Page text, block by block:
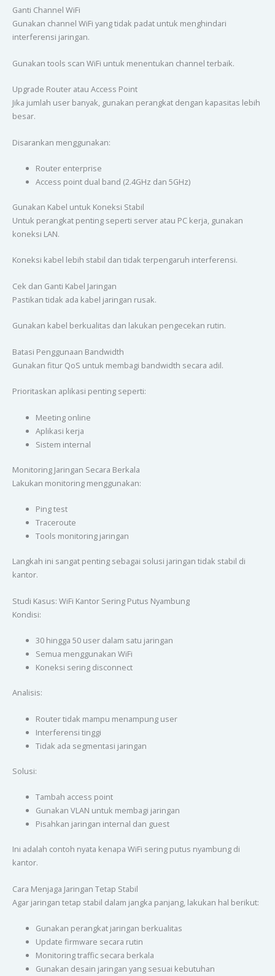
Ganti Channel WiFi
Gunakan channel WiFi yang tidak padat untuk menghindari
interferensi jaringan.
Gunakan tools scan WiFi untuk menentukan channel terbaik.
Upgrade Router atau Access Point
Jika jumlah user banyak, gunakan perangkat dengan kapasitas lebih
besar.
Disarankan menggunakan:
Router enterprise
Access point dual band (2.4GHz dan 5GHz)
Gunakan Kabel untuk Koneksi Stabil
Untuk perangkat penting seperti server atau PC kerja, gunakan
koneksi LAN.
Koneksi kabel lebih stabil dan tidak terpengaruh interferensi.
Cek dan Ganti Kabel Jaringan
Pastikan tidak ada kabel jaringan rusak.
Gunakan kabel berkualitas dan lakukan pengecekan rutin.
Batasi Penggunaan Bandwidth
Gunakan fitur QoS untuk membagi bandwidth secara adil.
Prioritaskan aplikasi penting seperti:
Meeting online
Aplikasi kerja
Sistem internal
Monitoring Jaringan Secara Berkala
Lakukan monitoring menggunakan:
Ping test
Traceroute
Tools monitoring jaringan
Langkah ini sangat penting sebagai solusi jaringan tidak stabil di
kantor.
Studi Kasus: WiFi Kantor Sering Putus Nyambung
Kondisi:
30 hingga 50 user dalam satu jaringan
Semua menggunakan WiFi
Koneksi sering disconnect
Analisis:
Router tidak mampu menampung user
Interferensi tinggi
Tidak ada segmentasi jaringan
Solusi:
Tambah access point
Gunakan VLAN untuk membagi jaringan
Pisahkan jaringan internal dan guest
Ini adalah contoh nyata kenapa WiFi sering putus nyambung di
kantor.
Cara Menjaga Jaringan Tetap Stabil
Agar jaringan tetap stabil dalam jangka panjang, lakukan hal berikut:
Gunakan perangkat jaringan berkualitas
Update firmware secara rutin
Monitoring traffic secara berkala
Gunakan desain jaringan yang sesuai kebutuhan